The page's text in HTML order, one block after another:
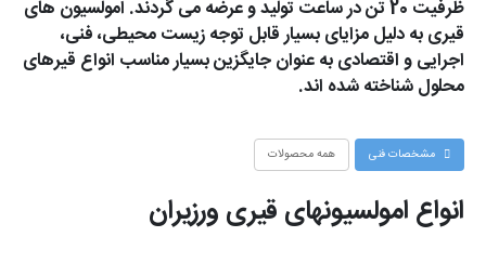
ظرفیت 20 تن در ساعت تولید و عرضه می گردند. امولسیون های
قیری به دلیل مزایای بسیار قابل توجه زیست محیطی، فنی،
اجرایی و اقتصادی به عنوان جایگزین بسیار مناسب انواع قیرهای
محلول شناخته شده اند.
مشخصات فنی همه محصولات
انواع امولسیونهای قیری ورزیران